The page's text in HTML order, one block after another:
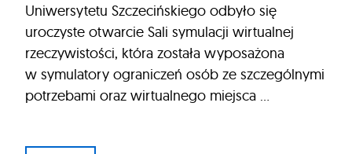
Uniwersytetu Szczecińskiego odbyło się
uroczyste otwarcie Sali symulacji wirtualnej
rzeczywistości, która została wyposażona
w symulatory ograniczeń osób ze szczególnymi
potrzebami oraz wirtualnego miejsca …